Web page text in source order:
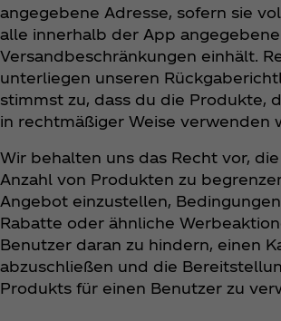
angegebene Adresse, sofern sie
alle innerhalb der App
Versandbeschränkungen einhält.
unterliegen unseren
stimmst zu, dass du die Produkte,
in rechtmäßiger Weise verwenden
Wir behalten uns das Recht vor,
Anzahl von Produkten zu
Angebot einzustellen,
Rabatte oder ähnliche
Benutzer daran zu hindern, einen
abzuschließen und die
Produkts für einen Benutzer zu